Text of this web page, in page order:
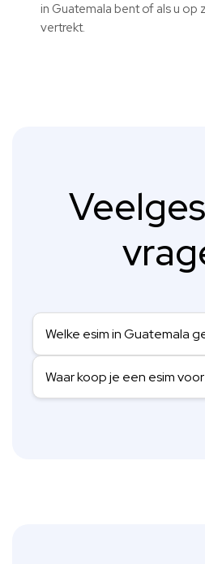
in Guatemala bent of als u op
vertrekt.
Welke esim in Guatemala
Waar koop je een esim